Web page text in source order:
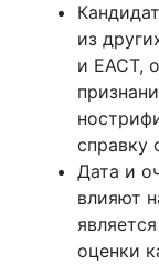
из
и ЕАСТ,
справку
Дата и
влияют
оценки